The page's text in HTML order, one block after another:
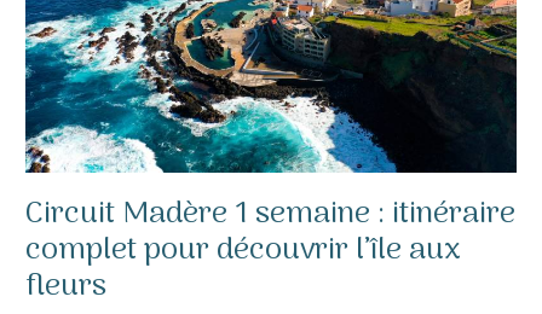
Circuit Madère 1 semaine : itinéraire
complet pour découvrir l’île aux
fleurs